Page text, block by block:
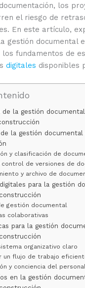
los
el riesgo de
En este artículo,
gestión documental
los fundamentos de
digitales disponibles
de la gestión
la gestión
y clasificación de
control de versiones de
y archivo de
para la gestión
gestión documental
colaborativas
para la gestión
organizativo claro
un flujo de trabajo
y conciencia del personal
en la gestión